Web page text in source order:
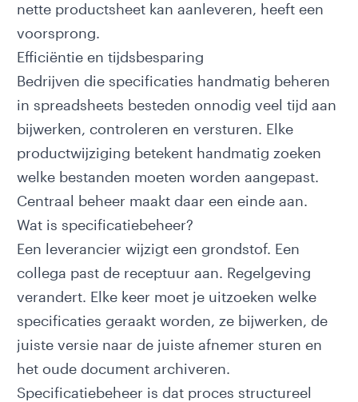
nette productsheet kan aanleveren, heeft een
voorsprong.
Efficiëntie en tijdsbesparing
Bedrijven die specificaties handmatig beheren
in spreadsheets besteden onnodig veel tijd aan
bijwerken, controleren en versturen. Elke
productwijziging betekent handmatig zoeken
welke bestanden moeten worden aangepast.
Centraal beheer maakt daar een einde aan.
Wat is specificatiebeheer?
Een leverancier wijzigt een grondstof. Een
collega past de receptuur aan. Regelgeving
verandert. Elke keer moet je uitzoeken welke
specificaties geraakt worden, ze bijwerken, de
juiste versie naar de juiste afnemer sturen en
het oude document archiveren.
Specificatiebeheer is dat proces structureel